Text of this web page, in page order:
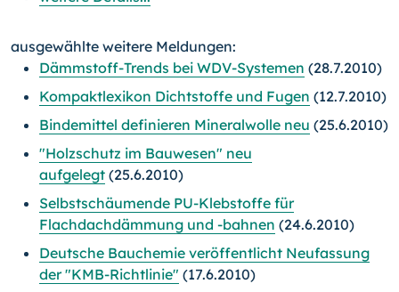
ausgewählte weitere Meldungen:
Dämmstoff-Trends bei WDV-Systemen (28.7.2010)
Kompaktlexikon Dichtstoffe und Fugen (12.7.2010)
Bindemittel definieren Mineralwolle neu (25.6.2010)
"Holzschutz im Bauwesen" neu
aufgelegt (25.6.2010)
Selbstschäumende PU-Klebstoffe für
Flachdachdämmung und -bahnen (24.6.2010)
Deutsche Bauchemie veröffentlicht Neufassung
der "KMB-Richtlinie" (17.6.2010)